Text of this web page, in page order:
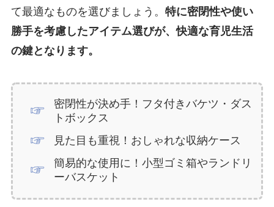
て最適なものを選びましょう。 特に密閉性や使い
勝手を考慮したアイテム選びが、快適な育児生活
の鍵となります。
密閉性が決め手！フタ付きバケツ・ダス
トボックス
見た目も重視！おしゃれな収納ケース
簡易的な使用に！小型ゴミ箱やランドリ
ーバスケット